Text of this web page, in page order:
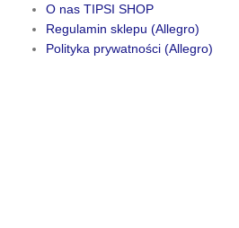
O nas TIPSI SHOP
Regulamin sklepu (Allegro)
Polityka prywatności (Allegro)